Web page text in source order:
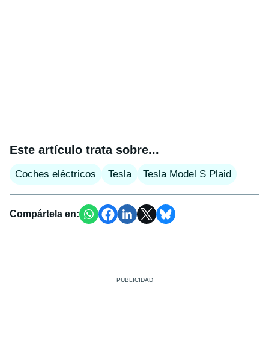
Este artículo trata sobre...
Coches eléctricos Tesla Tesla Model S Plaid
Compártela en: